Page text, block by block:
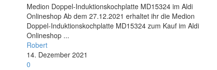
Medion Doppel-Induktionskochplatte MD15324 im Aldi
Onlineshop Ab dem 27.12.2021 erhaltet ihr die Medion
Doppel-Induktionskochplatte MD15324 zum Kauf im Aldi
Onlineshop ...
Robert
14. Dezember 2021
0